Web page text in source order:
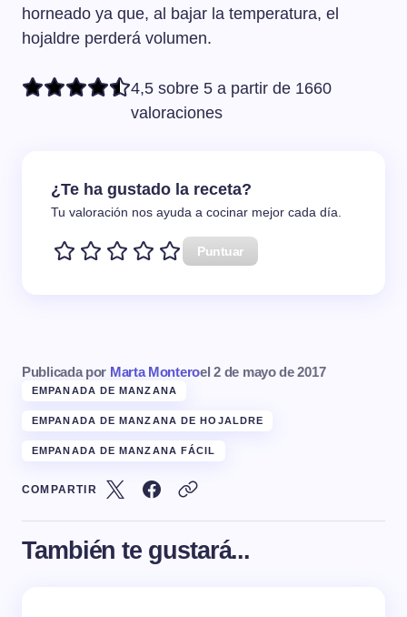
horneado ya que, al bajar la temperatura, el
hojaldre perderá volumen.
4,5 sobre 5 a partir de 1660
valoraciones
¿Te ha gustado la receta?
Tu valoración nos ayuda a cocinar mejor cada día.
Puntuar
Publicada por Marta Monteroel 2 de mayo de 2017
EMPANADA DE MANZANA
EMPANADA DE MANZANA DE HOJALDRE
EMPANADA DE MANZANA FÁCIL
COMPARTIR
También te gustará...